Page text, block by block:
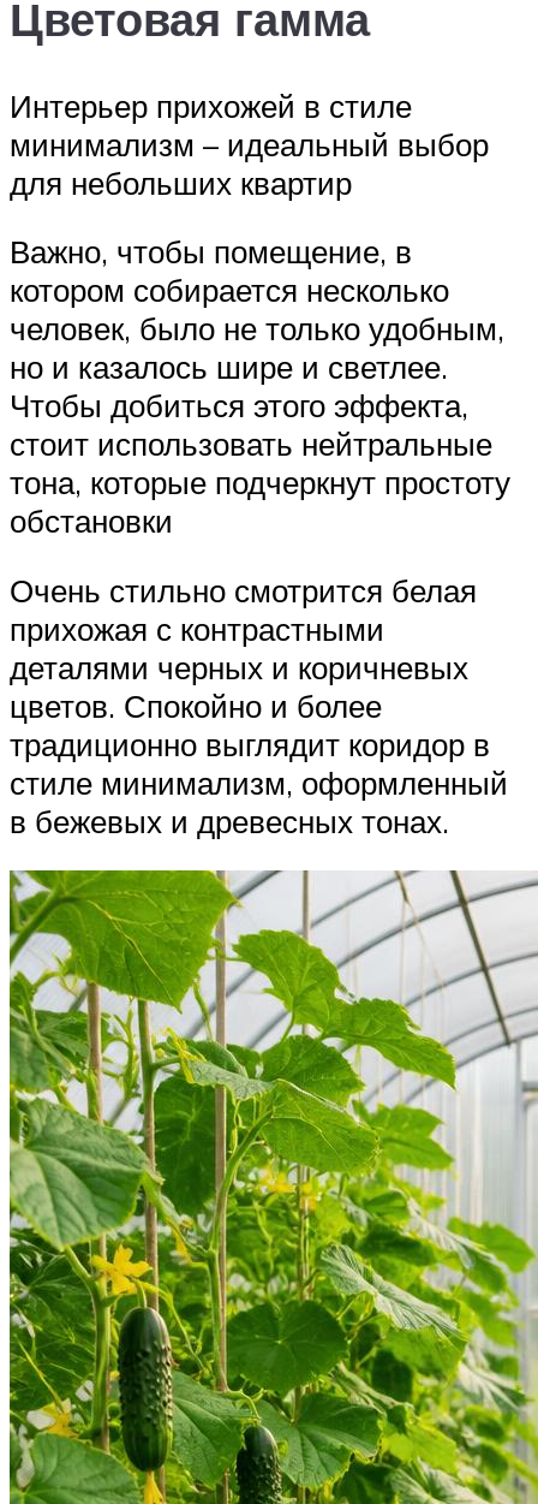
Цветовая гамма
Интерьер прихожей в стиле
минимализм – идеальный выбор
для небольших квартир
Важно, чтобы помещение, в
котором собирается несколько
человек, было не только удобным,
но и казалось шире и светлее.
Чтобы добиться этого эффекта,
стоит использовать нейтральные
тона, которые подчеркнут простоту
обстановки
Очень стильно смотрится белая
прихожая с контрастными
деталями черных и коричневых
цветов. Спокойно и более
традиционно выглядит коридор в
стиле минимализм, оформленный
в бежевых и древесных тонах.